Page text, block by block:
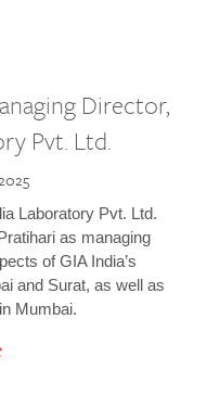
Director,
Pvt. Ltd.
Laboratory Pvt. Ltd.
as managing
of GIA India’s
and Surat, as well as
Mumbai.